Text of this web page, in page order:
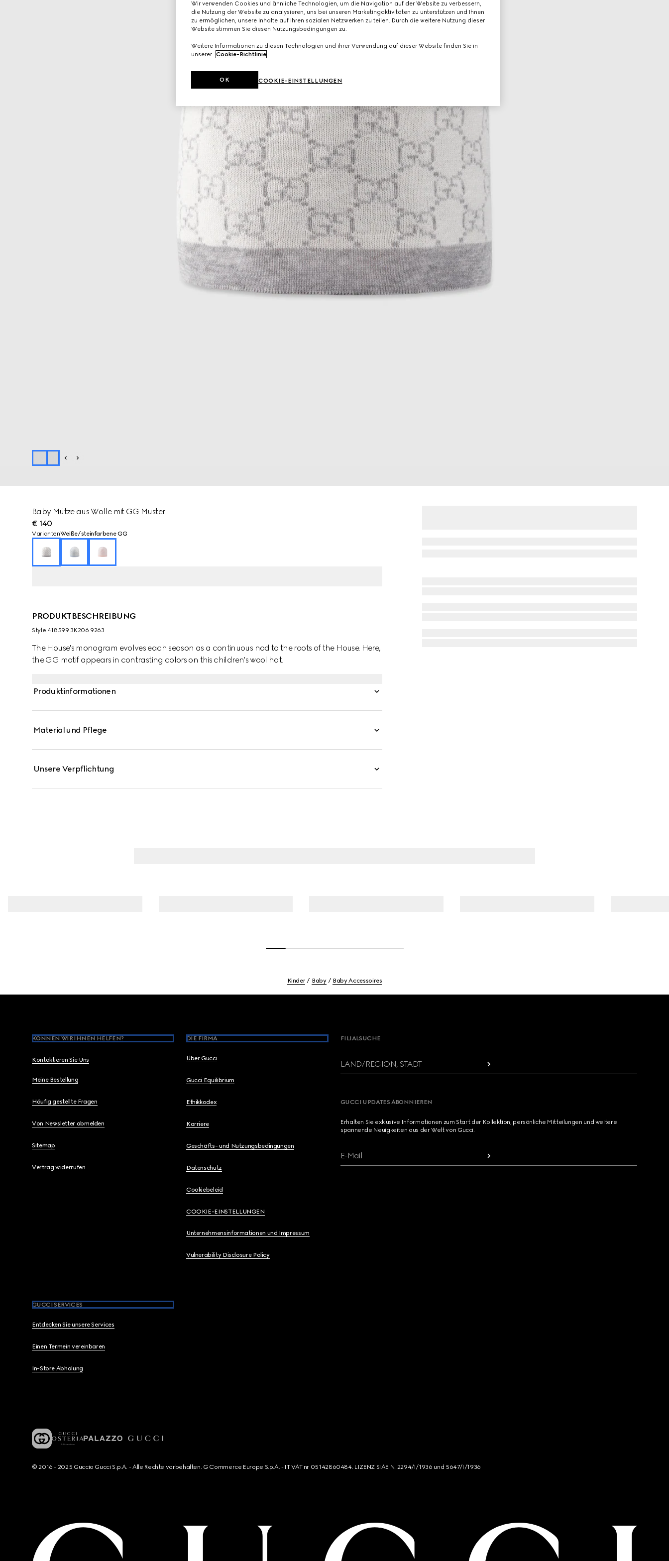
Baby Mütze aus Wolle mit GG Muster
€ 140
VariantenWeiße/steinfarbene GG
PRODUKTBESCHREIBUNG
Style ‎418599 3K206 9263
The House's monogram evolves each season as a continuous nod to the roots of the House. Here,
the GG motif appears in contrasting colors on this children's wool hat.
Produktinformationen
Material und Pflege
Unsere Verpflichtung
Kinder Baby Baby Accessoires
KÖNNEN WIR IHNEN HELFEN?
Kontaktieren Sie Uns
Meine Bestellung
Häufig gestellte Fragen
Von Newsletter abmelden
Sitemap
Vertrag widerrufen
DIE FIRMA
Über Gucci
Gucci Equilibrium
Ethikkodex
Karriere
Geschäfts- und Nutzungsbedingungen
Datenschutz
Cookiebeleid
COOKIE-EINSTELLUNGEN
Unternehmensinformationen und Impressum
Vulnerability Disclosure Policy
GUCCI SERVICES
Entdecken Sie unsere Services
Einen Termein vereinbaren
In-Store Abholung
FILIALSUCHE
LAND/REGION, STADT
GUCCI UPDATES ABONNIEREN
Erhalten Sie exklusive Informationen zum Start der Kollektion, persönliche Mitteilungen und weitere
spannende Neuigkeiten aus der Welt von Gucci.
E-Mail
© 2016 - 2025 Guccio Gucci S.p.A. - Alle Rechte vorbehalten. G Commerce Europe S.p.A. - IT VAT nr 05142860484. LIZENZ SIAE N. 2294/I/1936 und 5647/I/1936
Wir verwenden Cookies und ähnliche Technologien, um die Navigation auf der Website zu verbessern,
die Nutzung der Website zu analysieren, uns bei unseren Marketingaktivitäten zu unterstützen und Ihnen
zu ermöglichen, unsere Inhalte auf Ihren sozialen Netzwerken zu teilen. Durch die weitere Nutzung dieser
Website stimmen Sie diesen Nutzungsbedingungen zu.
Weitere Informationen zu diesen Technologien und ihrer Verwendung auf dieser Website finden Sie in
unserer Cookie-Richtlinie.
COOKIE-EINSTELLUNGEN
OK